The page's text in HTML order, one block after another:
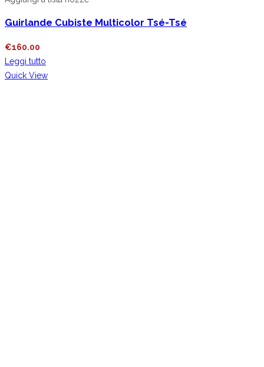
Guirlande Cubiste Multicolor Tsé-Tsé
€160.00
Leggi tutto
Quick View